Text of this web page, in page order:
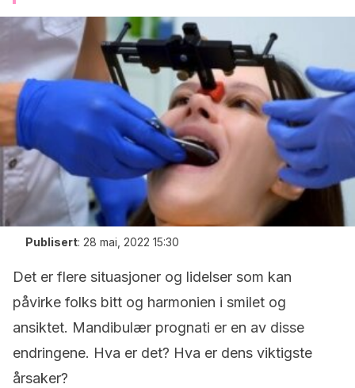
Publisert: 28 mai, 2022 15:30
Det er flere situasjoner og lidelser som kan
påvirke folks bitt og harmonien i smilet og
ansiktet. Mandibulær prognati er en av disse
endringene. Hva er det? Hva er dens viktigste
årsaker?